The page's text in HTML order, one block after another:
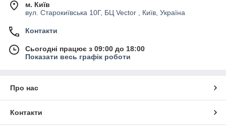
м. Київ
вул. Старокиївська 10Г, БЦ Vector , Київ, Україна
Контакти
Сьогодні працює з 09:00 до 18:00
Показати весь графік роботи
Про нас
Контакти